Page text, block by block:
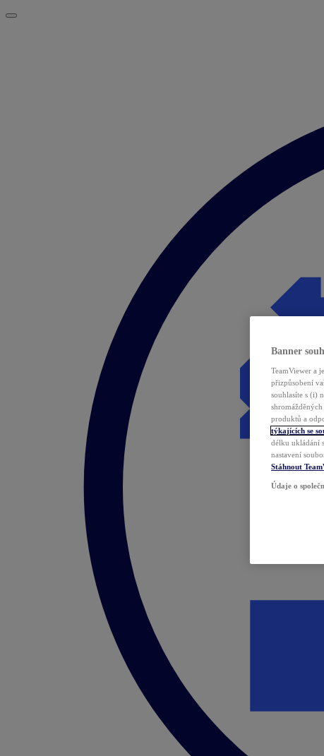
Banner
TeamViewer a
přizpůsobení
souhlasíte s (i)
produktů a
týkajících se
délku ukládání
nastavení
Stáhnout
Údaje o